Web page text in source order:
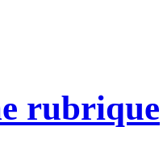
rubrique